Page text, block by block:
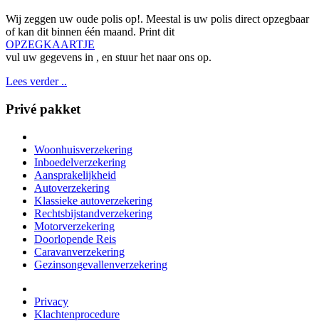
Wij zeggen uw oude polis op!. Meestal is uw polis direct opzegbaar
of kan dit binnen één maand. Print dit
OPZEGKAARTJE
vul uw gegevens in , en stuur het naar ons op.
Lees verder ..
Privé pakket
Woonhuisverzekering
Inboedelverzekering
Aansprakelijkheid
Autoverzekering
Klassieke autoverzekering
Rechtsbijstandverzekering
Motorverzekering
Doorlopende Reis
Caravanverzekering
Gezinsongevallenverzekering
Privacy
Klachtenprocedure